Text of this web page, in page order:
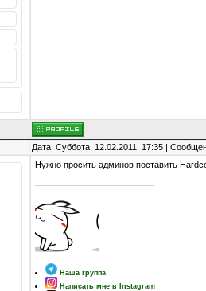
Дата: Суббота, 12.02.2011, 17:35 |
Нужно просить админов поставить
Наша группа
Написать мне в Instagram